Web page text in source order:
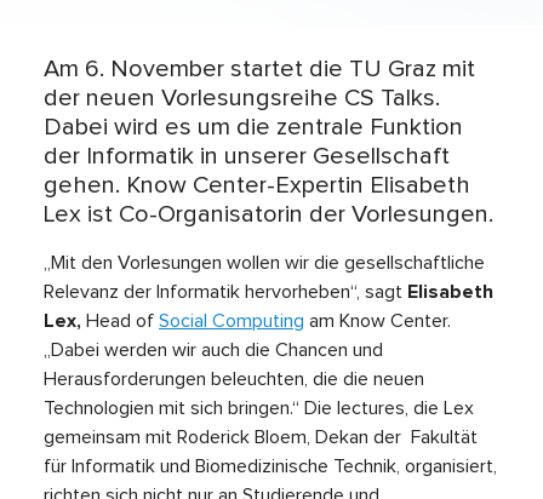
Am 6. November startet die TU Graz mit
der neuen Vorlesungsreihe CS Talks.
Dabei wird es um die zentrale Funktion
der Informatik in unserer Gesellschaft
gehen. Know Center-Expertin Elisabeth
Lex ist Co-Organisatorin der Vorlesungen.
„Mit den Vorlesungen wollen wir die gesellschaftliche
Relevanz der Informatik hervorheben“, sagt Elisabeth
Lex, Head of Social Computing am Know Center.
„Dabei werden wir auch die Chancen und
Herausforderungen beleuchten, die die neuen
Technologien mit sich bringen.“ Die lectures, die Lex
gemeinsam mit Roderick Bloem, Dekan der Fakultät
für Informatik und Biomedizinische Technik, organisiert,